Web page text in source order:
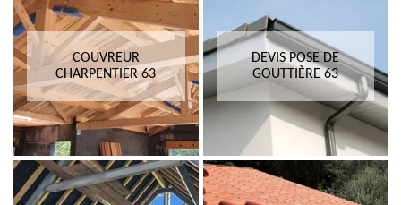
COUVREUR
CHARPENTIER 63
DEVIS POSE DE
GOUTTIÈRE 63